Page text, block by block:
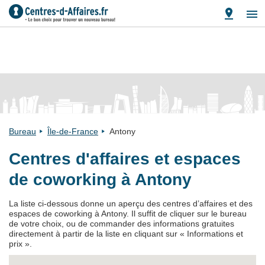
Bureau Île-de-France Antony
Centres d'affaires et espaces
de coworking à Antony
La liste ci-dessous donne un aperçu des centres d’affaires et des
espaces de coworking à Antony. Il suffit de cliquer sur le bureau
de votre choix, ou de commander des informations gratuites
directement à partir de la liste en cliquant sur « Informations et
prix ».